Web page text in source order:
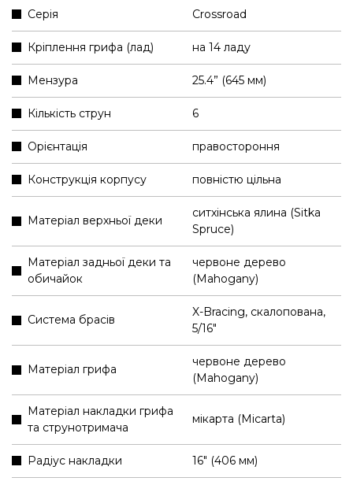
Серія Crossroad
Кріплення грифа (лад) на 14 ладу
Мензура 25.4” (645 мм)
Кількість струн 6
Орієнтація правостороння
Конструкція корпусу повністю цільна
Матеріал верхньої деки
ситхінська ялина (Sitka
Spruce)
Матеріал задньої деки та
обичайок
червоне дерево
(Mahogany)
Система брасів
X-Bracing, скалопована,
5/16"
Матеріал грифа
червоне дерево
(Mahogany)
Матеріал накладки грифа
та струнотримача
мікарта (Micarta)
Радіус накладки 16" (406 мм)